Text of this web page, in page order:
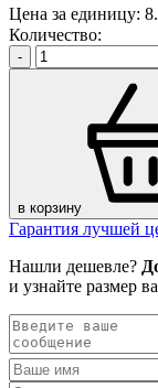
Цена за единицу:
Количество:
-
в корзину
Гарантия лучшей
Нашли дешевле?
и узнайте размер